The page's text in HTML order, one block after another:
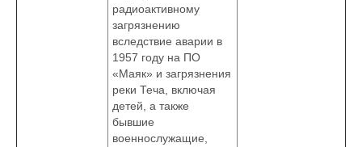
радиоактивному
загрязнению
вследствие аварии в
1957 году на ПО
«Маяк» и загрязнения
реки Теча, включая
детей, а также
бывшие
военнослужащие,